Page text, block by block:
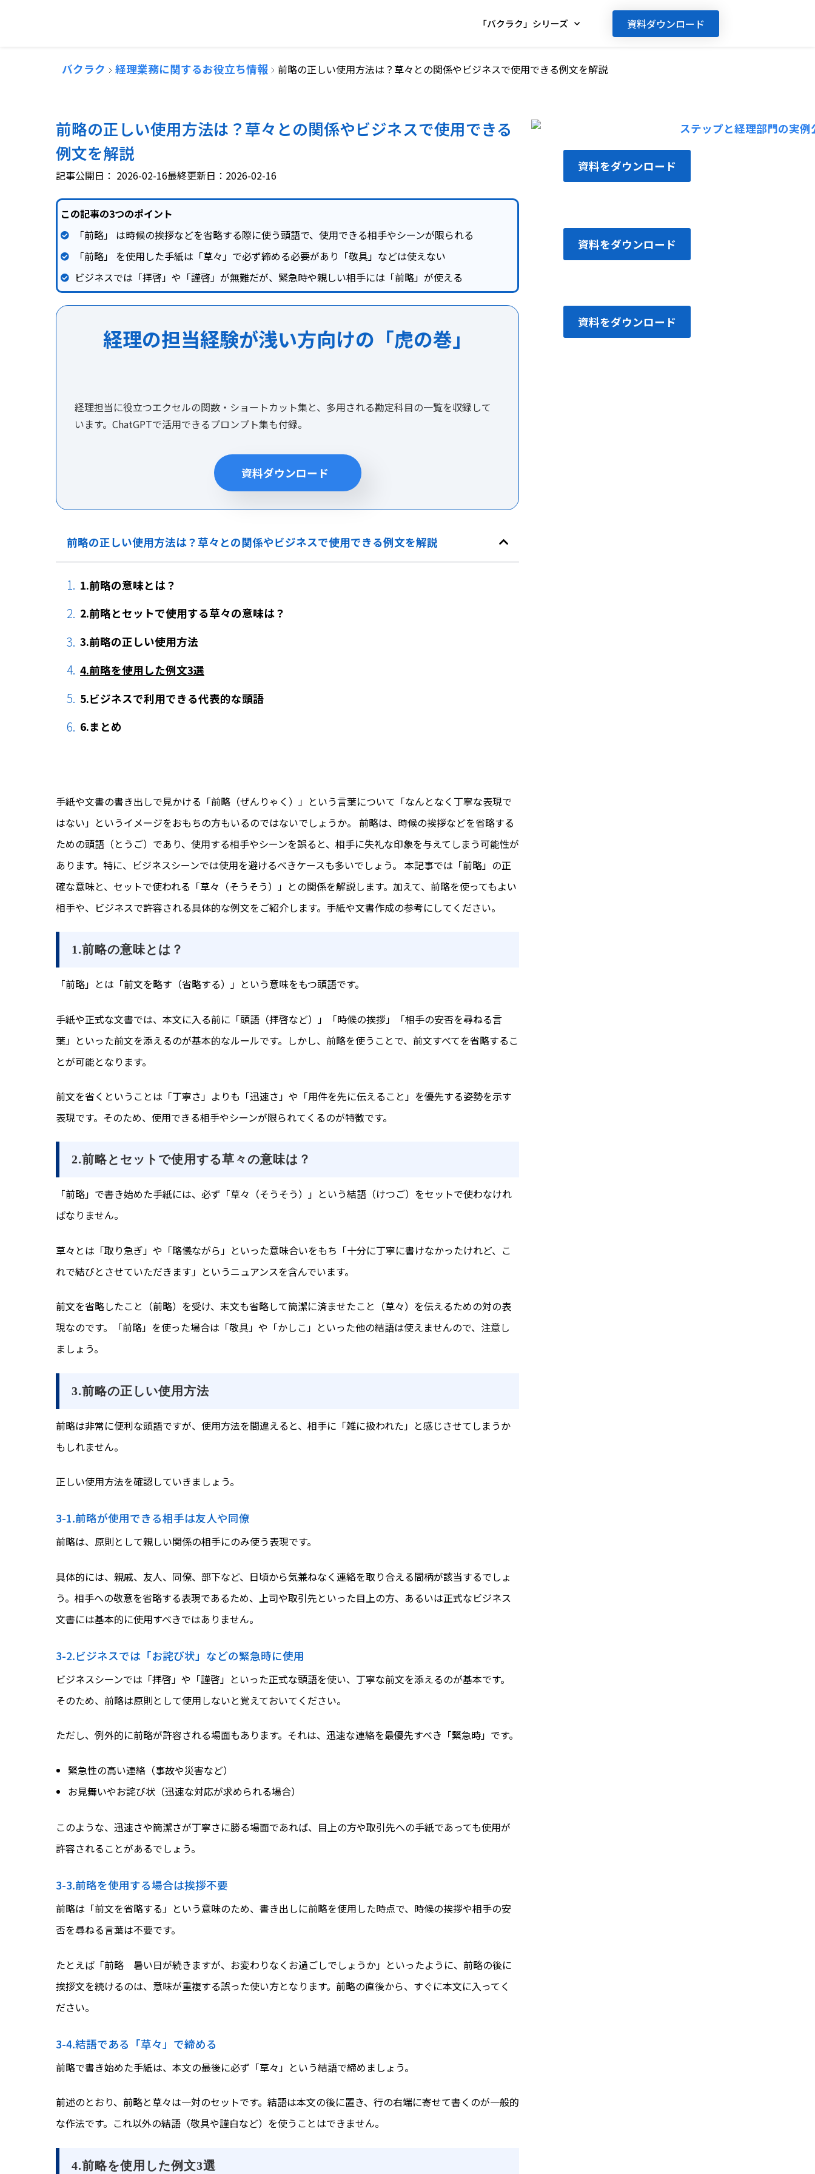
「バクラク」シリーズ 資料ダウンロード
バクラク 経理業務に関するお役立ち情報 前略の正しい使用方法は？草々との関係やビジネスで使用できる例文を解説
前略の正しい使用方法は？草々との関係やビジネスで使用できる
例文を解説
記事公開日： 2026-02-16最終更新日：2026-02-16
この記事の3つのポイント
「前略」 は時候の挨拶などを省略する際に使う頭語で、使用できる相手やシーンが限られる
「前略」 を使用した手紙は「草々」で必ず締める必要があり「敬具」などは使えない
ビジネスでは「拝啓」や「謹啓」が無難だが、緊急時や親しい相手には「前略」が使える
経理の担当経験が浅い方向けの「虎の巻」
経理担当に役立つエクセルの関数・ショートカット集と、多用される勘定科目の一覧を収録して
います。ChatGPTで活用できるプロンプト集も付録。
資料ダウンロード
前略の正しい使用方法は？草々との関係やビジネスで使用できる例文を解説
1.前略の意味とは？
2.前略とセットで使用する草々の意味は？
3.前略の正しい使用方法
4.前略を使用した例文3選
5.ビジネスで利用できる代表的な頭語
6.まとめ
手紙や文書の書き出しで見かける「前略（ぜんりゃく）」という言葉について「なんとなく丁寧な表現で
はない」というイメージをおもちの方もいるのではないでしょうか。 前略は、時候の挨拶などを省略する
ための頭語（とうご）であり、使用する相手やシーンを誤ると、相手に失礼な印象を与えてしまう可能性が
あります。特に、ビジネスシーンでは使用を避けるべきケースも多いでしょう。 本記事では「前略」の正
確な意味と、セットで使われる「草々（そうそう）」との関係を解説します。加えて、前略を使ってもよい
相手や、ビジネスで許容される具体的な例文をご紹介します。手紙や文書作成の参考にしてください。
1.前略の意味とは？
「前略」とは「前文を略す（省略する）」という意味をもつ頭語です。
手紙や正式な文書では、本文に入る前に「頭語（拝啓など）」「時候の挨拶」「相手の安否を尋ねる言
葉」といった前文を添えるのが基本的なルールです。しかし、前略を使うことで、前文すべてを省略するこ
とが可能となります。
前文を省くということは「丁寧さ」よりも「迅速さ」や「用件を先に伝えること」を優先する姿勢を示す
表現です。そのため、使用できる相手やシーンが限られてくるのが特徴です。
2.前略とセットで使用する草々の意味は？
「前略」で書き始めた手紙には、必ず「草々（そうそう）」という結語（けつご）をセットで使わなけれ
ばなりません。
草々とは「取り急ぎ」や「略儀ながら」といった意味合いをもち「十分に丁寧に書けなかったけれど、こ
れで結びとさせていただきます」というニュアンスを含んでいます。
前文を省略したこと（前略）を受け、末文も省略して簡潔に済ませたこと（草々）を伝えるための対の表
現なのです。「前略」を使った場合は「敬具」や「かしこ」といった他の結語は使えませんので、注意し
ましょう。
3.前略の正しい使用方法
前略は非常に便利な頭語ですが、使用方法を間違えると、相手に「雑に扱われた」と感じさせてしまうか
もしれません。
正しい使用方法を確認していきましょう。
3-1.前略が使用できる相手は友人や同僚
前略は、原則として親しい関係の相手にのみ使う表現です。
具体的には、親戚、友人、同僚、部下など、日頃から気兼ねなく連絡を取り合える間柄が該当するでしょ
う。相手への敬意を省略する表現であるため、上司や取引先といった目上の方、あるいは正式なビジネス
文書には基本的に使用すべきではありません。
3-2.ビジネスでは「お詫び状」などの緊急時に使用
ビジネスシーンでは「拝啓」や「謹啓」といった正式な頭語を使い、丁寧な前文を添えるのが基本です。
そのため、前略は原則として使用しないと覚えておいてください。
ただし、例外的に前略が許容される場面もあります。それは、迅速な連絡を最優先すべき「緊急時」です。
緊急性の高い連絡（事故や災害など）
お見舞いやお詫び状（迅速な対応が求められる場合）
このような、迅速さや簡潔さが丁寧さに勝る場面であれば、目上の方や取引先への手紙であっても使用が
許容されることがあるでしょう。
3-3.前略を使用する場合は挨拶不要
前略は「前文を省略する」という意味のため、書き出しに前略を使用した時点で、時候の挨拶や相手の安
否を尋ねる言葉は不要です。
たとえば「前略 暑い日が続きますが、お変わりなくお過ごしでしょうか」といったように、前略の後に
挨拶文を続けるのは、意味が重複する誤った使い方となります。前略の直後から、すぐに本文に入ってく
ださい。
3-4.結語である「草々」で締める
前略で書き始めた手紙は、本文の最後に必ず「草々」という結語で締めましょう。
前述のとおり、前略と草々は一対のセットです。結語は本文の後に置き、行の右端に寄せて書くのが一般的
な作法です。これ以外の結語（敬具や謹白など）を使うことはできません。
4.前略を使用した例文3選
資料をダウンロード
資料をダウンロード
資料をダウンロード